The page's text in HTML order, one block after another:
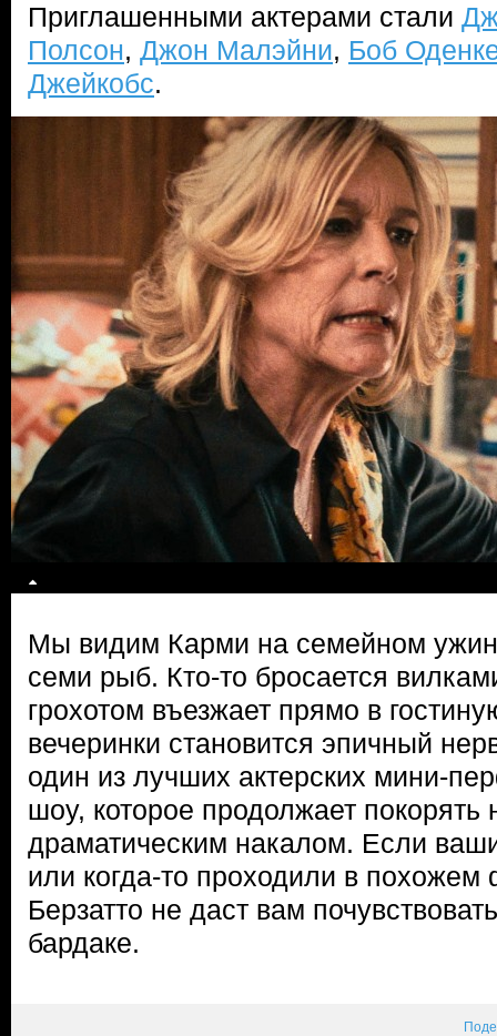
Приглашенными актерами стали
Полсон, Джон Малэйни, Боб
Джейкобс.
Мы видим Карми на семейном
семи рыб. Кто-то бросается
грохотом въезжает прямо в
вечеринки становится эпичный
один из лучших актерских мини-
шоу, которое продолжает покорять
драматическим накалом. Если
или когда-то проходили в
Берзатто не даст вам
бардаке.